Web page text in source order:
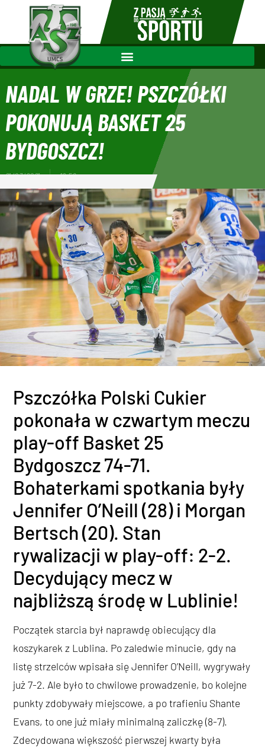
NADAL W GRZE! PSZCZÓŁKI
POKONUJĄ BASKET 25
BYDGOSZCZ!
21/03/2021 19:56
Pszczółka Polski Cukier
pokonała w czwartym meczu
play-off Basket 25
Bydgoszcz 74-71.
Bohaterkami spotkania były
Jennifer O’Neill (28) i Morgan
Bertsch (20). Stan
rywalizacji w play-off: 2-2.
Decydujący mecz w
najbliższą środę w Lublinie!
Początek starcia był naprawdę obiecujący dla
koszykarek z Lublina. Po zaledwie minucie, gdy na
listę strzelców wpisała się Jennifer O’Neill, wygrywały
już 7-2. Ale było to chwilowe prowadzenie, bo kolejne
punkty zdobywały miejscowe, a po trafieniu Shante
Evans, to one już miały minimalną zaliczkę (8-7).
Zdecydowana większość pierwszej kwarty była